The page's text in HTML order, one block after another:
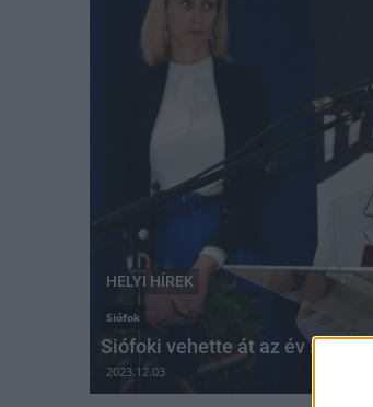
HELYI HÍREK
Siófok
Siófoki vehette át az év
2023.12.03